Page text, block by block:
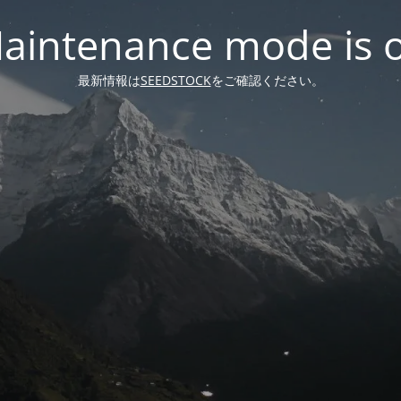
mode is
最新情報はSEEDSTOCKをご確認ください。